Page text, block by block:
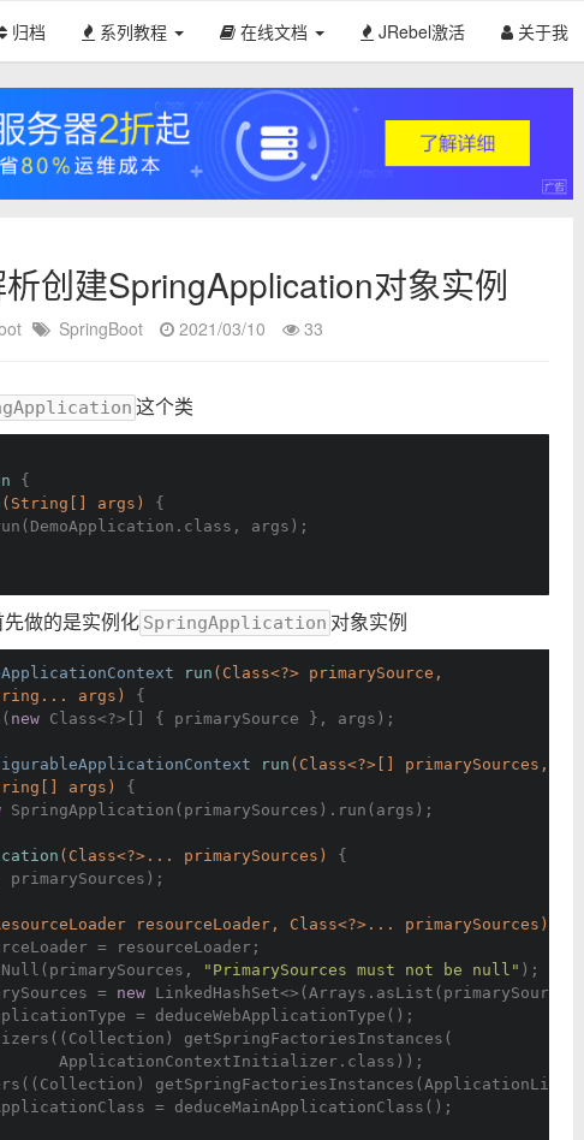
归档 系列教程 在线文档 JRebel激活 关于我
创建SpringApplication对象实例
SpringBoot 2021/03/10 33
这个类
{
(String[] args)
{
args);
做的是实例化 SpringApplication 对象实例
run (Class<?> primarySource,
String... args)
{
new Class<?>[] { primarySource }, args);
run (Class<?>[] primarySources,
String[] args)
{
SpringApplication(primarySources).run(args);
(Class<?>... primarySources)
{
primarySources);
resourceLoader, Class<?>... primarySources)
= resourceLoader;
"PrimarySources must not be null" );
= new
= deduceWebApplicationType();
getSpringFactoriesInstances(
				ApplicationContextInitializer.class));
= deduceMainApplicationClass();